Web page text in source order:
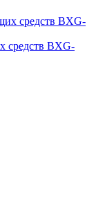
средств BXG-